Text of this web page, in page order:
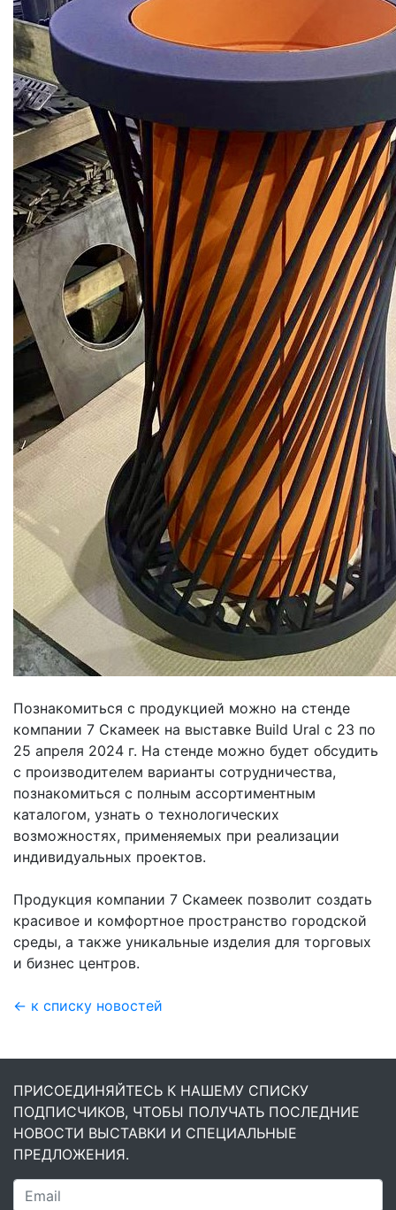
Познакомиться с продукцией можно на стенде
компании 7 Скамеек на выставке Build Ural с 23 по
25 апреля 2024 г. На стенде можно будет обсудить
с производителем варианты сотрудничества,
познакомиться с полным ассортиментным
каталогом, узнать о технологических
возможностях, применяемых при реализации
индивидуальных проектов.
Продукция компании 7 Скамеек позволит создать
красивое и комфортное пространство городской
среды, а также уникальные изделия для торговых
и бизнес центров.
← к списку новостей
ПРИСОЕДИНЯЙТЕСЬ К НАШЕМУ СПИСКУ
ПОДПИСЧИКОВ, ЧТОБЫ ПОЛУЧАТЬ ПОСЛЕДНИЕ
НОВОСТИ ВЫСТАВКИ И СПЕЦИАЛЬНЫЕ
ПРЕДЛОЖЕНИЯ.